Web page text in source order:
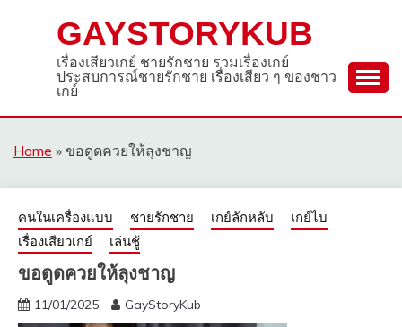
GAYSTORYKUB
เรื่องเสียวเกย์ ชายรักชาย รวมเรื่องเกย์
ประสบการณ์ชายรักชาย เรื่องเสียว ๆ ของชาว
เกย์
Home » ขอดูดควยให้ลุงชาญ
คนในเครื่องแบบ ชายรักชาย เกย์ลักหลับ
เกย์ไบ
เรื่องเสียวเกย์
เล่นชู้
ขอดูดควยให้ลุงชาญ
11/01/2025 GayStoryKub